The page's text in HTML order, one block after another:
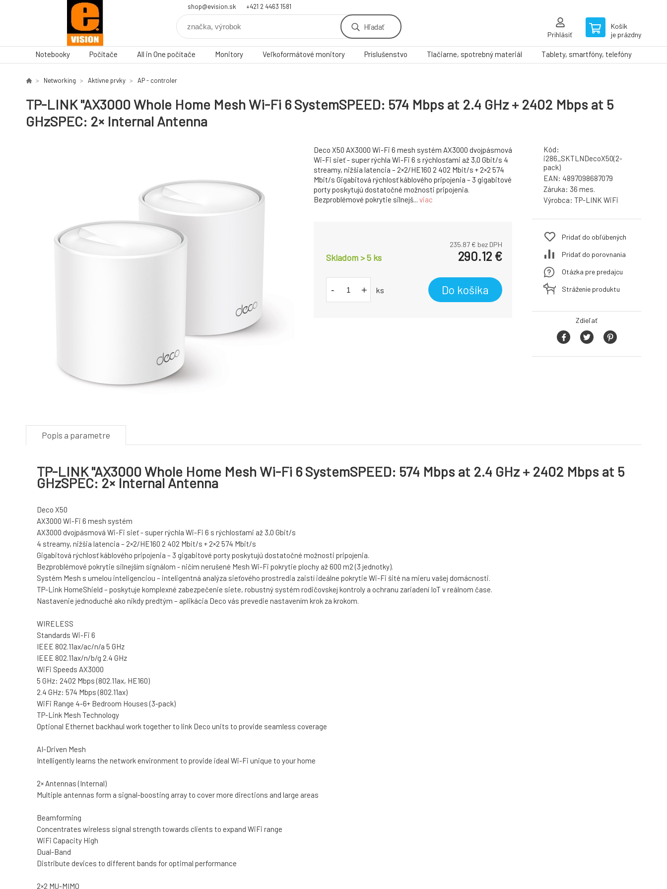
shop@evision.sk +421 2 4463 1581
Hľadať
Prihlásiť
Košík
je prázdny
Notebooky Počítače All in One počítače Monitory Veľkoformátové monitory Príslušenstvo Tlačiarne, spotrebný materiál Tablety, smartfóny, telefóny
Networking Aktívne prvky AP - controler
TP-LINK "AX3000 Whole Home Mesh Wi-Fi 6 SystemSPEED: 574 Mbps at 2.4 GHz + 2402 Mbps at 5
GHzSPEC: 2× Internal Antenna
Deco X50 AX3000 Wi-Fi 6 mesh systém AX3000 dvojpásmová
Wi-Fi sieť - super rýchla Wi-Fi 6 s rýchlosťami až 3,0 Gbit/s 4
streamy, nižšia latencia – 2×2/HE160 2 402 Mbit/s + 2×2 574
Mbit/s Gigabitová rýchlosť káblového pripojenia – 3 gigabitové
porty poskytujú dostatočné možnosti pripojenia.
Bezproblémové pokrytie silnejš... viac
235.87 € bez DPH
Skladom > 5 ks 290.12 €
- + ks Do košíka
Kód:
i286_SKTLNDecoX50(2-
pack)
EAN: 4897098687079
Záruka: 36 mes.
Výrobca: TP-LINK WiFi
Pridať do obľúbených
Pridať do porovnania
Otázka pre predajcu
Stráženie produktu
Zdieľať
Popis a parametre
TP-LINK "AX3000 Whole Home Mesh Wi-Fi 6 SystemSPEED: 574 Mbps at 2.4 GHz + 2402 Mbps at 5
GHzSPEC: 2× Internal Antenna
Deco X50
AX3000 Wi-Fi 6 mesh systém
AX3000 dvojpásmová Wi-Fi sieť - super rýchla Wi-Fi 6 s rýchlosťami až 3,0 Gbit/s
4 streamy, nižšia latencia – 2×2/HE160 2 402 Mbit/s + 2×2 574 Mbit/s
Gigabitová rýchlosť káblového pripojenia – 3 gigabitové porty poskytujú dostatočné možnosti pripojenia.
Bezproblémové pokrytie silnejším signálom - ničím nerušené Mesh Wi-Fi pokrytie plochy až 600 m2 (3 jednotky).
Systém Mesh s umelou inteligenciou – inteligentná analýza sieťového prostredia zaistí ideálne pokrytie Wi-Fi šité na mieru vašej domácnosti.
TP-Link HomeShield – poskytuje komplexné zabezpečenie siete, robustný systém rodičovskej kontroly a ochranu zariadení IoT v reálnom čase.
Nastavenie jednoduché ako nikdy predtým – aplikácia Deco vás prevedie nastavením krok za krokom.
WIRELESS
Standards Wi-Fi 6
IEEE 802.11ax/ac/n/a 5 GHz
IEEE 802.11ax/n/b/g 2.4 GHz
WiFi Speeds AX3000
5 GHz: 2402 Mbps (802.11ax, HE160)
2.4 GHz: 574 Mbps (802.11ax)
WiFi Range 4-6+ Bedroom Houses (3-pack)
TP-Link Mesh Technology
Optional Ethernet backhaul work together to link Deco units to provide seamless coverage
AI-Driven Mesh
Intelligently learns the network environment to provide ideal Wi-Fi unique to your home
2× Antennas (Internal)
Multiple antennas form a signal-boosting array to cover more directions and large areas
Beamforming
Concentrates wireless signal strength towards clients to expand WiFi range
WiFi Capacity High
Dual-Band
Distribute devices to different bands for optimal performance
2×2 MU-MIMO